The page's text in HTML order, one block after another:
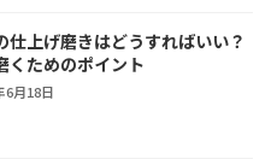
仕上げ磨きはどうすればいい？
くためのポイント
6月18日